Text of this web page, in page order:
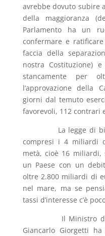
avrebbe dovuto subire
della maggioranza
Parlamento ha un
confermare e ratificare
faccia della
nostra Costituzione)
stancamente per
l’approvazione della
giorni dal temuto
favorevoli, 112 contrari
La legge di
compresi i 4 miliardi
metà, cioè 16
un Paese con un
oltre 2.800 miliardi di
nel mare, ma se
tassi d’interesse c’è
Il Ministro
Giancarlo Giorgetti